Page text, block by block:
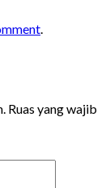
.
Ruas yang wajib